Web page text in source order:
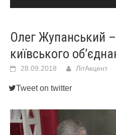
Олег Жупанський
київського
28.09.2018 ЛітАкцент
Tweet on twitter